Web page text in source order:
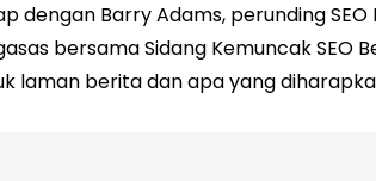
dengan Barry Adams, perunding
bersama Sidang Kemuncak SEO
laman berita dan apa yang